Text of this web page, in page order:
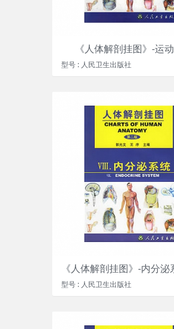
《人体解剖挂图》-运
型号 : 人民卫生出版社
型号 : 人民卫生出版社